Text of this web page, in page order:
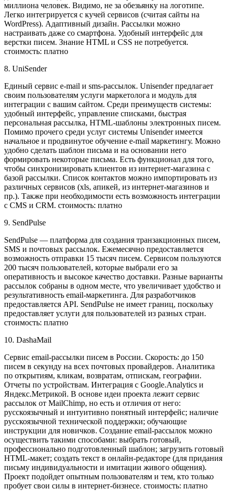
миллиона человек. Видимо, не за обезьянку на логотипе.
Легко интегрируется с кучей сервисов (считая сайты на
WordPress). Адаптивный дизайн. Рассылки можно
настраивать даже со смартфона. Удобный интерфейс для
верстки писем. Знание HTML и CSS не потребуется.
стоимость: платно
8. UniSender
Единый сервис e-mail и sms-рассылок. Unisender предлагает
своим пользователям услуги маркетолога и модуль для
интеграции с вашим сайтом. Среди преимуществ системы:
удобный интерфейс, управление списками, быстрая
персональная рассылка, HTML-шаблоны электронных писем.
Помимо прочего среди услуг системы Unisender имеется
начальное и продвинутое обучение e-mail маркетингу. Можно
удобно сделать шаблон письма и на основании него
формировать некоторые письма. Есть функционал для того,
чтобы синхронизировать клиентов из интернет-магазина с
базой рассылки. Список контактов можно импортировать из
различных сервисов (xls, апикей, из интернет-магазинов и
пр.). Также при необходимости есть возможность интеграции
с CMS и CRM. стоимость: платно
9. SendPulse
SendPulse — платформа для создания транзакционных писем,
SMS и почтовых рассылок. Ежемесячно предоставляется
возможность отправки 15 тысяч писем. Сервисом пользуются
200 тысяч пользователей, которые выбрали его за
оперативность и высокое качество доставки. Разные варианты
рассылок собраны в одном месте, что увеличивает удобство и
результативность email-маркетинга. Для разработчиков
предоставляется API. SendPulse не имеет границ, поскольку
предоставляет услуги для пользователей из разных стран.
стоимость: платно
10. DashaMail
Сервис email-рассылки писем в России. Скорость: до 150
писем в секунду на всех почтовых провайдеров. Аналитика
по открытиям, кликам, возвратам, отпискам, географии.
Отчеты по устройствам. Интеграция с Google.Analytics и
Яндекс.Метрикой. В основе идеи проекта лежит сервис
рассылок от MailChimp, но есть и отличия от него:
русскоязычный и интуитивно понятный интерфейс; наличие
русскоязычной технической поддержки; обучающие
инструкции для новичков. Создание email-рассылок можно
осуществить такими способами: выбрать готовый,
профессионально подготовленный шаблон; загрузить готовый
HTML-макет; создать текст в онлайн-редакторе (для придания
письму индивидуальности и имитации живого общения).
Проект подойдет опытным пользователям и тем, кто только
пробует свои силы в интернет-бизнесе. стоимость: платно